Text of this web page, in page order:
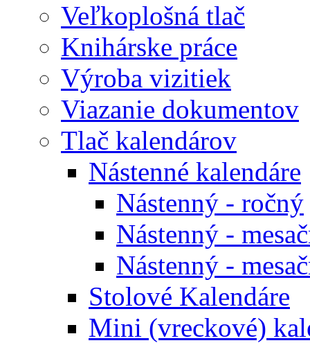
Veľkoplošná tlač
Knihárske práce
Výroba vizitiek
Viazanie dokumentov
Tlač kalendárov
Nástenné kalendáre
Nástenný - ročný
Nástenný -
Nástenný -
Stolové Kalendáre
Mini (vreckové)